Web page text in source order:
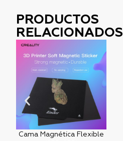
PRODUCTOS
RELACIONADOS
Cama Magnética Flexible